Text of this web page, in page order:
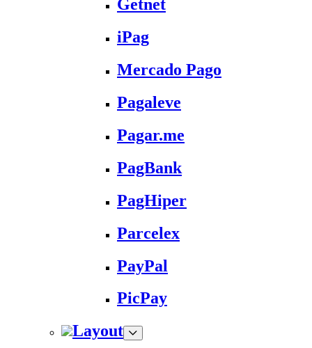
Getnet
iPag
Mercado Pago
Pagaleve
Pagar.me
PagBank
PagHiper
Parcelex
PayPal
PicPay
Layout